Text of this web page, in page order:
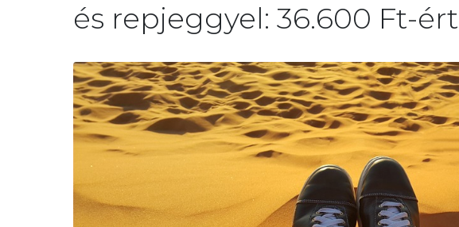
és repjeggyel: 36.600 Ft-